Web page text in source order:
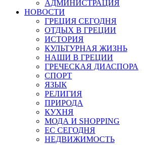
АДМИНИСТРАЦИЯ
НОВОСТИ
ГРЕЦИЯ СЕГОДНЯ
ОТДЫХ В ГРЕЦИИ
ИСТОРИЯ
КУЛЬТУРНАЯ ЖИЗНЬ
НАШИ В ГРЕЦИИ
ГРЕЧЕСКАЯ ДИАСПОРА
СПОРТ
ЯЗЫК
РЕЛИГИЯ
ПРИРОДА
КУХНЯ
МОДА И SHOPPING
ЕС СЕГОДНЯ
НЕДВИЖИМОСТЬ